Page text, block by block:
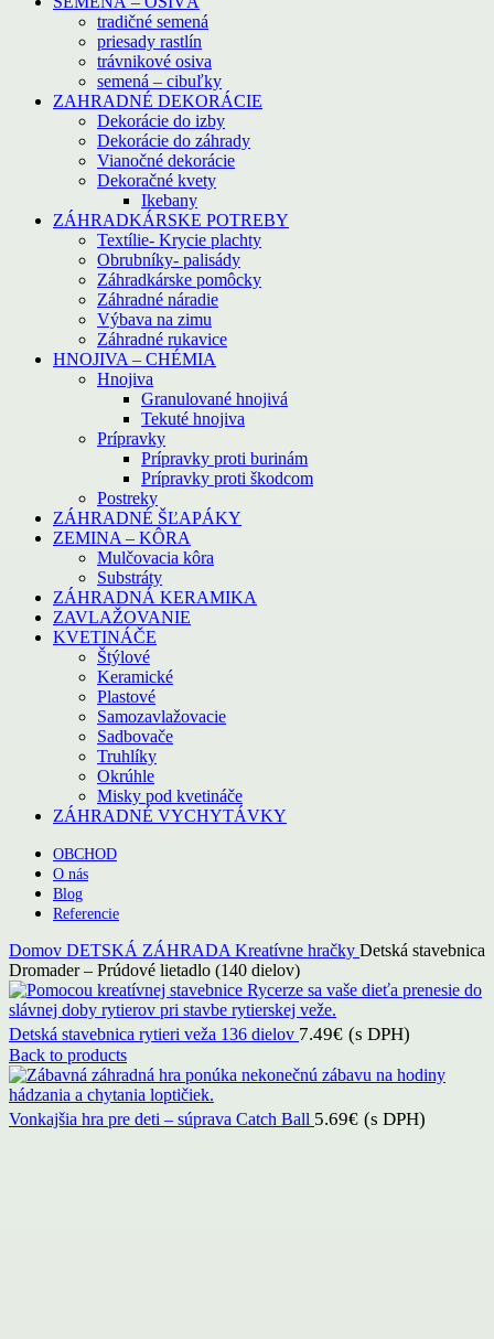
tradičné semená
priesady rastlín
trávnikové osiva
semená – cibuľky
ZAHRADNÉ DEKORÁCIE
Dekorácie do izby
Dekorácie do záhrady
Vianočné dekorácie
Dekoračné kvety
Ikebany
ZÁHRADKÁRSKE POTREBY
Textílie- Krycie plachty
Obrubníky- palisády
Záhradkárske pomôcky
Záhradné náradie
Výbava na zimu
Záhradné rukavice
HNOJIVA – CHÉMIA
Hnojiva
Granulované hnojivá
Tekuté hnojiva
Prípravky
Prípravky proti burinám
Prípravky proti škodcom
Postreky
ZÁHRADNÉ ŠĽAPÁKY
ZEMINA – KÔRA
Mulčovacia kôra
Substráty
ZÁHRADNÁ KERAMIKA
ZAVLAŽOVANIE
KVETINÁČE
Štýlové
Keramické
Plastové
Samozavlažovacie
Sadbovače
Truhlíky
Okrúhle
Misky pod kvetináče
ZÁHRADNÉ VYCHYTÁVKY
OBCHOD
O nás
Blog
Referencie
Domov DETSKÁ ZÁHRADA Kreatívne hračky Detská stavebnica
Dromader – Prúdové lietadlo (140 dielov)
Detská stavebnica rytieri veža 136 dielov 7.49€ (s DPH)
Back to products
Vonkajšia hra pre deti – súprava Catch Ball 5.69€ (s DPH)